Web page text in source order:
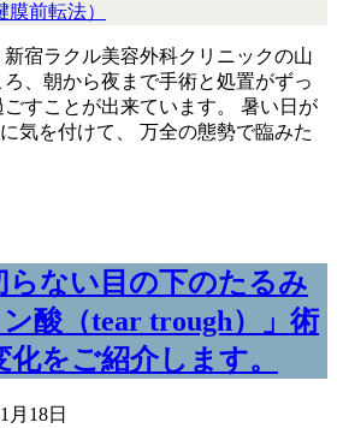
前転法）
宿ラクル美容外科クリニックの山
、朝から夜まで手術と処置がずっ
すことが出来ています。 暑い日が
気を付けて、 万全の態勢で臨みた
らない目の下のたるみ
酸（tear trough）」術
をご紹介します。
月18日